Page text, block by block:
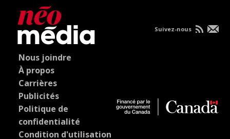
Nous joindre
À propos
Carrières
Publicités
Politique de
confidentialité
Condition d'utilisation
Suivez-nous